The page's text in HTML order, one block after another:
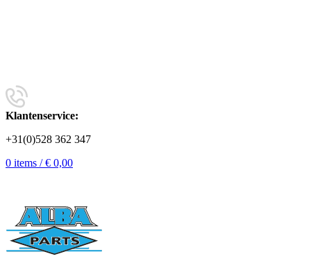
Klantenservice:
+31(0)528 362 347
0 items / € 0,00